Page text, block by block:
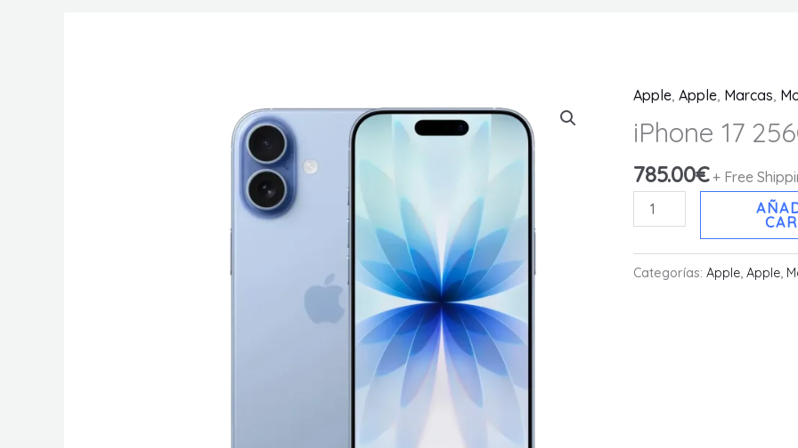
Apple,Apple, Marcas,
iPhone 17
785.00€ + Free
iPhone
17
nuevo
color
azul
cantidad
Categorías:Apple,Apple,